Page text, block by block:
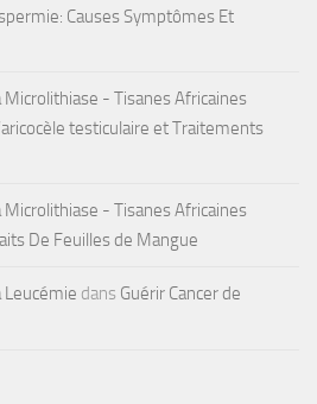
Causes Symptômes Et
- Tisanes Africaines
testiculaire et Traitements
- Tisanes Africaines
De Feuilles de Mangue
Leucémie dans Guérir Cancer de